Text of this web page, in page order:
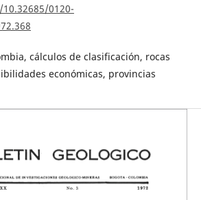
0120-
cálculos de clasificación, rocas
económicas, provincias